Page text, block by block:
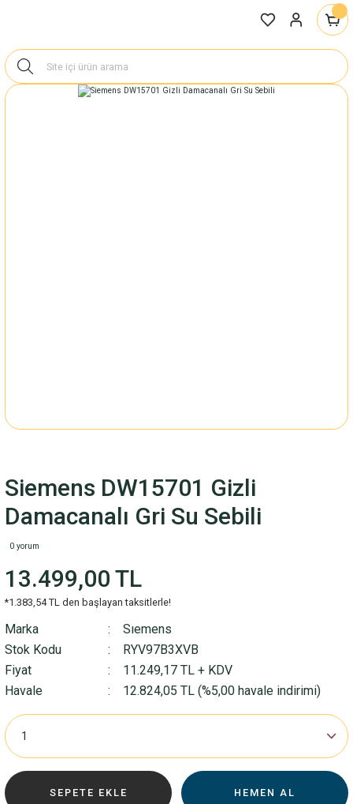
Siemens DW15701 Gizli
Damacanalı Gri Su Sebili
0 yorum
13.499,00 TL
*1.383,54 TL den başlayan taksitlerle!
Marka
Sıemens
Stok Kodu
RYV97B3XVB
Fiyat
11.249,17 TL + KDV
Havale
12.824,05 TL (%5,00 havale indirimi)
SEPETE EKLE HEMEN AL